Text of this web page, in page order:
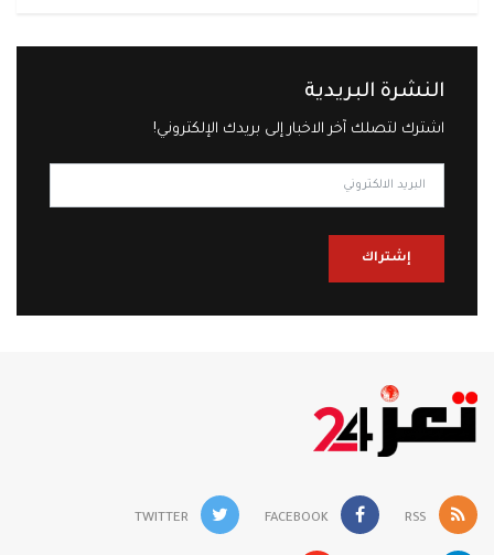
النشرة البريدية
اشترك لتصلك آخر الاخبار إلى بريدك الإلكتروني!
إشتراك
RSS
FACEBOOK
TWITTER